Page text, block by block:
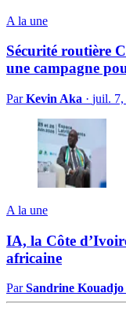
A la une
Sécurité routière
une campagne
ParKevin Aka · juil. 7,
A la une
IA, la Côte
africaine
ParSandrine Kouadjo